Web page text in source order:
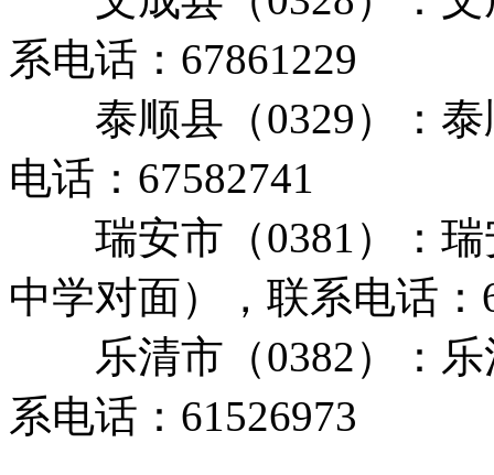
系电话：67861229
泰顺县（0329）：泰
电话：67582741
瑞安市（0381）：瑞
中学对面），联系电话：
乐清市（0382）：乐
系电话：61526973